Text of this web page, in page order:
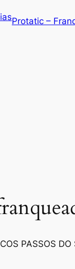
Protatic –
PASSOS